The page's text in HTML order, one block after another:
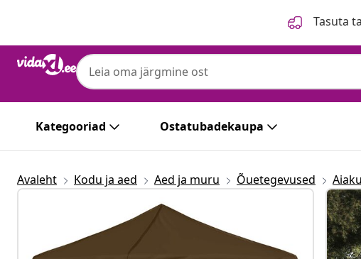
Tasuta
Kategooriad Ostatubadekaupa
Avaleht Kodu ja aed Aed ja muru Õuetegevused